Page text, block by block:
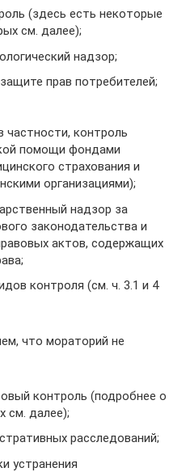
(здесь есть некоторые
см. далее);
надзор;
прав потребителей;
частности, контроль
помощи фондами
страхования и
организациями);
надзор за
законодательства и
актов, содержащих
контроля (см. ч. 3.1 и 4
что мораторий не
контроль (подробнее о
см. далее);
расследований;
устранения